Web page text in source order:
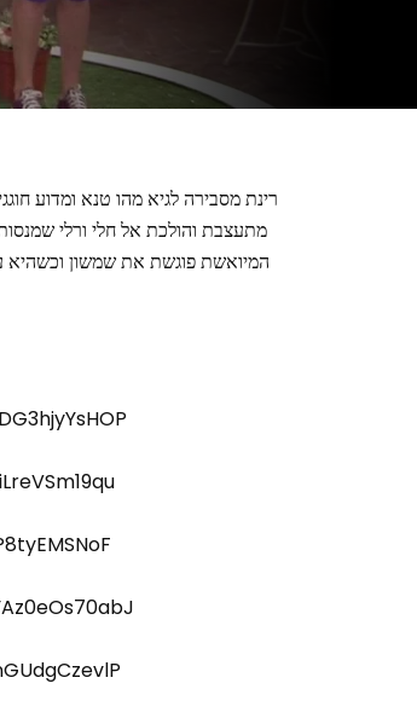
רינת מסבירה לגיא מהו טנא ומדוע
מתעצבת והולכת אל חלי ורלי
המיואשת פוגשת את שמשון וכשהיא